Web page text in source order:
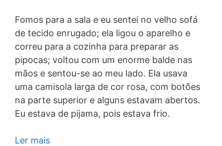
Fomos para a sala e eu sentei no velho sofá
de tecido enrugado; ela ligou o aparelho e
correu para a cozinha para preparar as
pipocas; voltou com um enorme balde nas
mãos e sentou-se ao meu lado. Ela usava
uma camisola larga de cor rosa, com botões
na parte superior e alguns estavam abertos.
Eu estava de pijama, pois estava frio.
Ler mais